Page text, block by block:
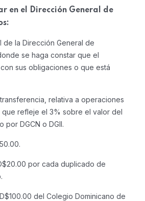
en el Dirección General de
de la Dirección General de
se haga constar que el
sus obligaciones o que está
relativa a operaciones
que refleje el 3% sobre el valor del
por DGCN o DGII.
por cada duplicado de
del Colegio Dominicano de